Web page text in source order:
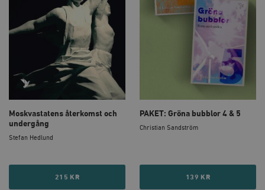
Moskvastatens återkomst och
undergång
Stefan Hedlund
215 KR
PAKET: Gröna bubblor 4 & 5
Christian Sandström
139 KR